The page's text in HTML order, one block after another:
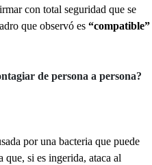
con total seguridad que se
que observó es “compatible”
de persona a persona?
por una bacteria que puede
si es ingerida, ataca al